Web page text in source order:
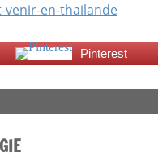
en-thailande
Pinterest